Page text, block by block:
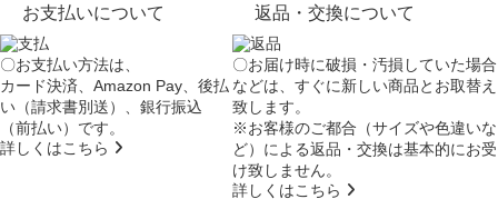
お支払いについて
〇お支払い方法は、
カード決済、Amazon Pay、後払
い（請求書別送）、銀行振込
（前払い）です。
詳しくはこちら
返品・交換について
〇お届け時に破損・汚損していた場合
などは、すぐに新しい商品とお取替え
致します。
※お客様のご都合（サイズや色違いな
ど）による返品・交換は基本的にお受
け致しません。
詳しくはこちら